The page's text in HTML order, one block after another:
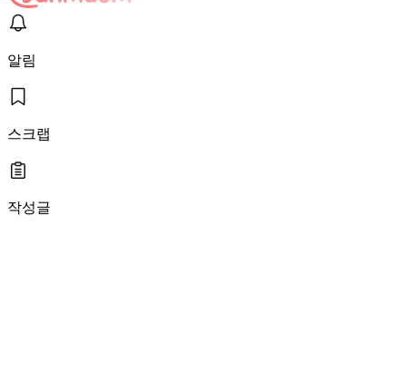
알림
스크랩
작성글